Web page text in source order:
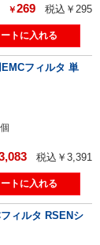
￥269 税込￥295
EMCフィルタ 単
税込￥3,391
ィルタ RSENシ